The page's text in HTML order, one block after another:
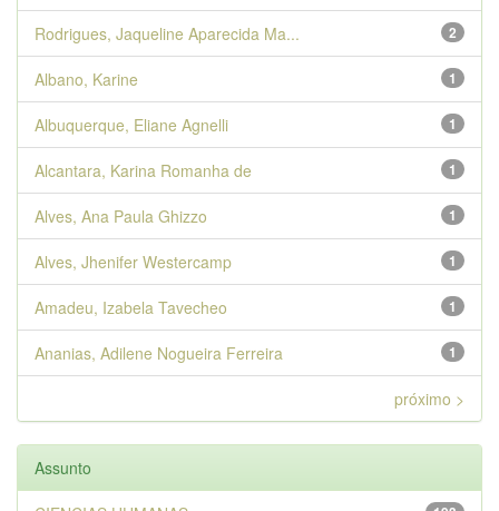
2
Rodrigues, Jaqueline Aparecida Ma...
1
Albano, Karine
1
Albuquerque, Eliane Agnelli
1
Alcantara, Karina Romanha de
1
Alves, Ana Paula Ghizzo
1
Alves, Jhenifer Westercamp
1
Amadeu, Izabela Tavecheo
1
Ananias, Adilene Nogueira Ferreira
próximo >
Assunto